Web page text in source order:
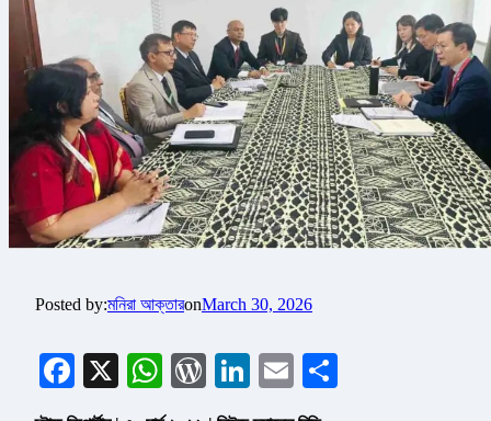
Posted by:মনিরা আক্তারonMarch 30, 2026
Facebook
X WhatsApp
WordPress
LinkedIn
Email